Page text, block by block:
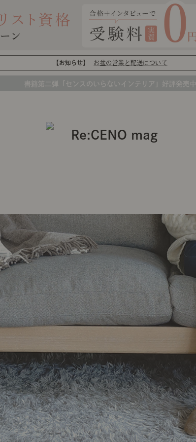
【お知らせ】 お盆の営業と配送について
書籍第二弾「センスのいらないインテリア」好評発売中